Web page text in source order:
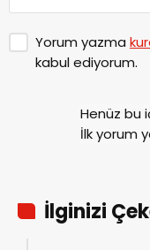
Yorum yazma
kabul ediyorum.
Henüz bu
İlk yorum
İlginizi